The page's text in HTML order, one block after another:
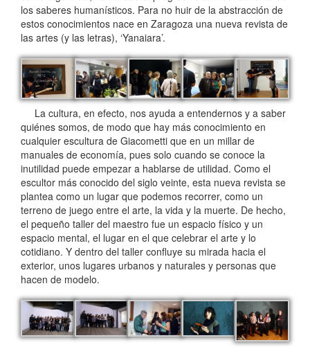
los saberes humanísticos. Para no huir de la abstracción de
estos conocimientos nace en Zaragoza una nueva revista de
las artes (y las letras), ‘Yanaiara’.
La cultura, en efecto, nos ayuda a entendernos y a saber
quiénes somos, de modo que hay más conocimiento en
cualquier escultura de Giacometti que en un millar de
manuales de economía, pues solo cuando se conoce la
inutilidad puede empezar a hablarse de utilidad. Como el
escultor más conocido del siglo veinte, esta nueva revista se
plantea como un lugar que podemos recorrer, como un
terreno de juego entre el arte, la vida y la muerte. De hecho,
el pequeño taller del maestro fue un espacio físico y un
espacio mental, el lugar en el que celebrar el arte y lo
cotidiano. Y dentro del taller confluye su mirada hacia el
exterior, unos lugares urbanos y naturales y personas que
hacen de modelo.